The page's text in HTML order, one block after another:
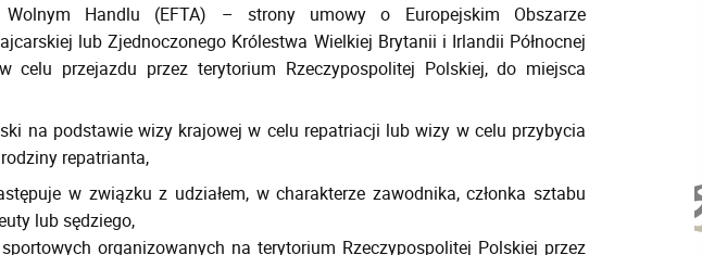
Wolnym Handlu (EFTA) – strony umowy o Europejskim Obszarze
lub Zjednoczonego Królestwa Wielkiej Brytanii i Irlandii Północnej
celu przejazdu przez terytorium Rzeczypospolitej Polskiej, do miejsca
na podstawie wizy krajowej w celu repatriacji lub wizy w celu przybycia
repatrianta,
w związku z udziałem, w charakterze zawodnika, członka sztabu
lub sędziego,
organizowanych na terytorium Rzeczypospolitej Polskiej przez